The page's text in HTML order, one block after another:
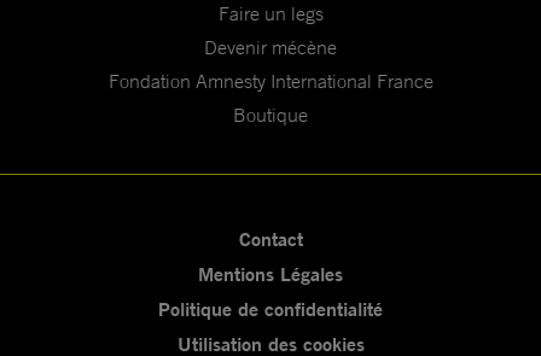
Faire un legs
Devenir mécène
Fondation Amnesty International France
Boutique
Contact
Mentions Légales
Politique de confidentialité
Utilisation des cookies